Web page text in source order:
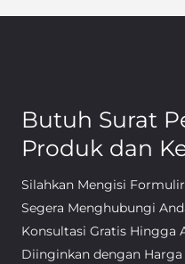
Butuh Surat
Produk dan
Silahkan Mengisi
Segera Menghubungi
Konsultasi Gratis Hingga
Diinginkan dengan Harga